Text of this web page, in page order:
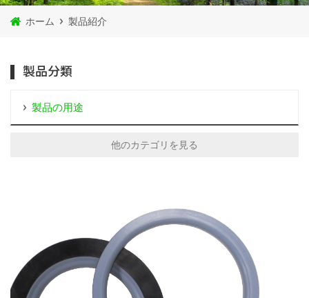
ホーム 製品紹介
製品分類
製品の用途